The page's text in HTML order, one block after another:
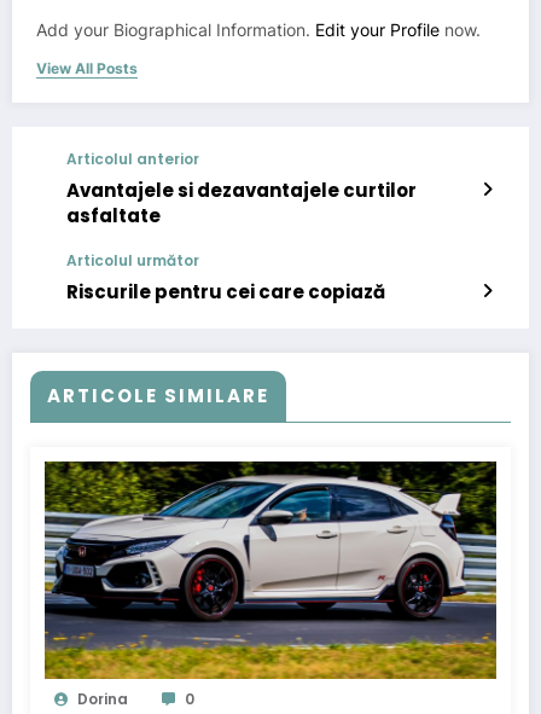
Add your Biographical Information. Edit your Profile now.
View All Posts
Articolul anterior
Avantajele si dezavantajele curtilor
asfaltate
Articolul următor
Riscurile pentru cei care copiază
ARTICOLE SIMILARE
Dorina 0